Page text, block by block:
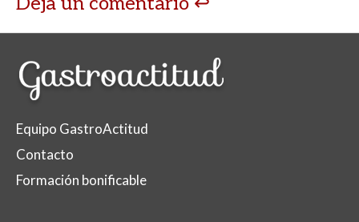
Equipo GastroActitud
Contacto
Formación bonificable